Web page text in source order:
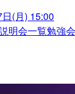
(月) 15:00
明会一覧勉強